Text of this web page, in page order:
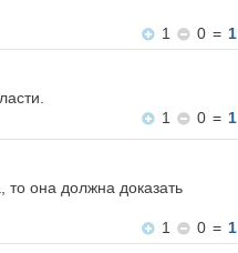
1
0 = 1
1
0 = 1
она должна доказать
1
0 = 1